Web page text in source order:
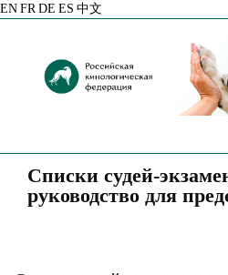
EN FR DE ES 中文
Списки судей-
руководство для